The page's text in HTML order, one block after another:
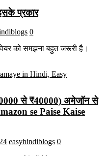
प्रकार
0
को समझना बहुत जरूरी है।
से ₹40000) अमेजॉन से
se Paise Kaise
easyhindiblogs 0